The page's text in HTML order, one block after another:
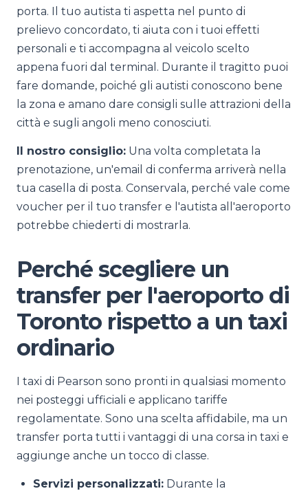
porta. Il tuo autista ti aspetta nel punto di
prelievo concordato, ti aiuta con i tuoi effetti
personali e ti accompagna al veicolo scelto
appena fuori dal terminal. Durante il tragitto puoi
fare domande, poiché gli autisti conoscono bene
la zona e amano dare consigli sulle attrazioni della
città e sugli angoli meno conosciuti.
Il nostro consiglio: Una volta completata la
prenotazione, un'email di conferma arriverà nella
tua casella di posta. Conservala, perché vale come
voucher per il tuo transfer e l'autista all'aeroporto
potrebbe chiederti di mostrarla.
Perché scegliere un
transfer per l'aeroporto di
Toronto rispetto a un taxi
ordinario
I taxi di Pearson sono pronti in qualsiasi momento
nei posteggi ufficiali e applicano tariffe
regolamentate. Sono una scelta affidabile, ma un
transfer porta tutti i vantaggi di una corsa in taxi e
aggiunge anche un tocco di classe.
Servizi personalizzati: Durante la